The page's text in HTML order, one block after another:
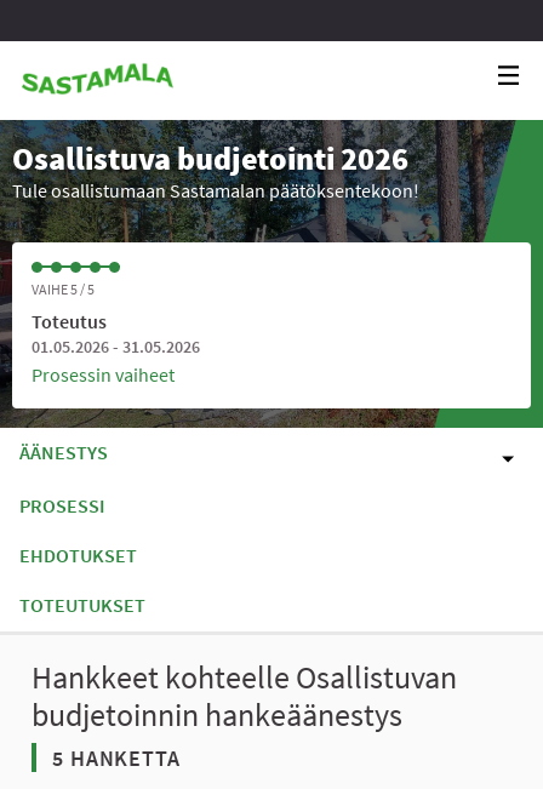
Osallistuva budjetointi 2026
Tule osallistumaan Sastamalan päätöksentekoon!
VAIHE 5 / 5
Toteutus
01.05.2026 - 31.05.2026
Prosessin vaiheet
ÄÄNESTYS
PROSESSI
EHDOTUKSET
TOTEUTUKSET
Hankkeet kohteelle Osallistuvan
budjetoinnin hankeäänestys
5 HANKETTA